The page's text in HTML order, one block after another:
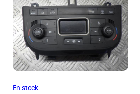
En stock